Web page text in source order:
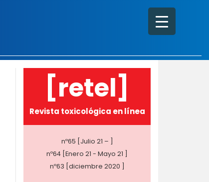
[retel]
Revista toxicológica en línea
nº65 [Julio 21 – ]
nº64 [Enero 21 - Mayo 21 ]
nº63 [diciembre 2020 ]